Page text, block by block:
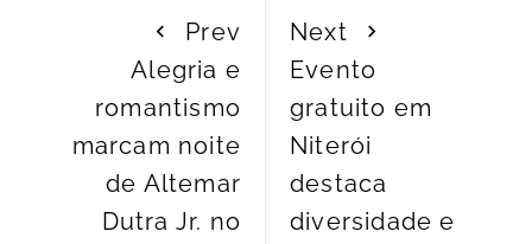
Prev
Alegria e
romantismo
marcam noite
de Altemar
Dutra Jr. no
Next
Evento
gratuito em
Niterói
destaca
diversidade e